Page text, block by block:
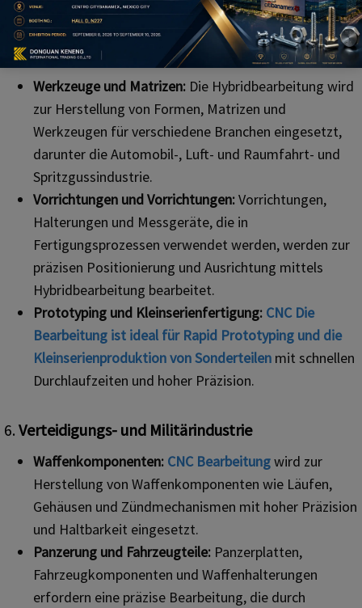
eingesetzt.
5.Feinmechanik
Werkzeuge und Matrizen: Die Hybridbearbeitung wird
zur Herstellung von Formen, Matrizen und
Werkzeugen für verschiedene Branchen eingesetzt,
darunter die Automobil-, Luft- und Raumfahrt- und
Spritzgussindustrie.
Vorrichtungen und Vorrichtungen:Vorrichtungen,
Halterungen und Messgeräte, die in
Fertigungsprozessen verwendet werden, werden zur
präzisen Positionierung und Ausrichtung mittels
Hybridbearbeitung bearbeitet.
Prototyping und Kleinserienfertigung: CNC Die
Bearbeitung ist ideal für Rapid Prototyping und die
Kleinserienproduktion von Sonderteilen mit schnellen
Durchlaufzeiten und hoher Präzision.
6. Verteidigungs- und Militärindustrie
Waffenkomponenten: CNC Bearbeitungwird zur
Herstellung von Waffenkomponenten wie Läufen,
Gehäusen und Zündmechanismen mit hoher Präzision
und Haltbarkeit eingesetzt.
Panzerung und Fahrzeugteile: Panzerplatten,
Fahrzeugkomponenten und Waffenhalterungen
erfordern eine präzise Bearbeitung, die durch